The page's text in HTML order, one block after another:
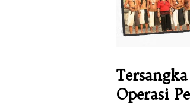
Operasi